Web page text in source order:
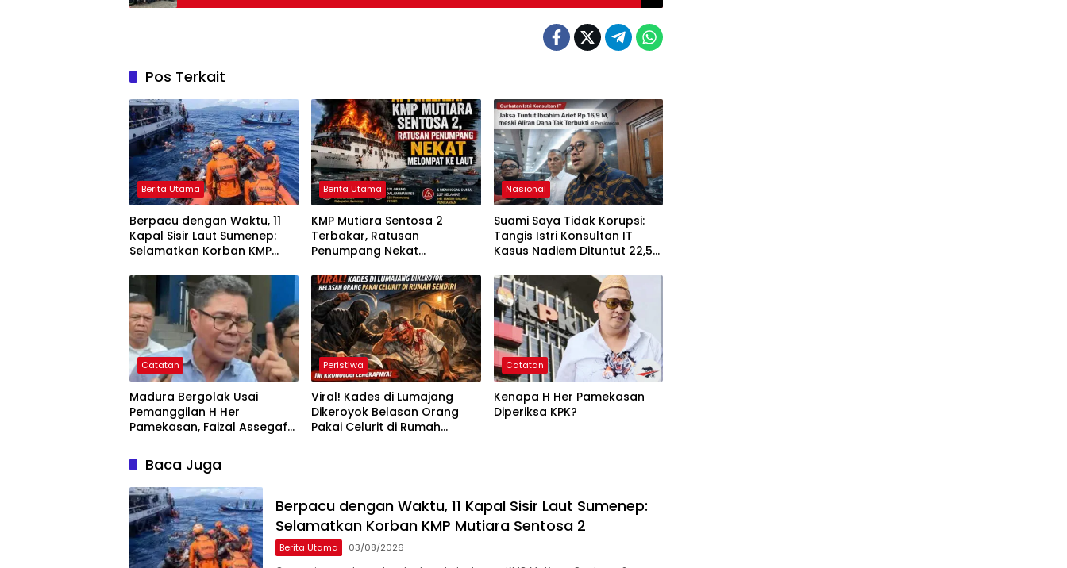
Pos Terkait
Berita Utama
Berpacu dengan Waktu, 11
Kapal Sisir Laut Sumenep:
Selamatkan Korban KMP
Berita Utama
KMP Mutiara Sentosa 2
Terbakar, Ratusan
Penumpang Nekat
Nasional
Suami Saya Tidak Korupsi:
Tangis Istri Konsultan IT
Kasus Nadiem Dituntut 22,5
Catatan
Madura Bergolak Usai
Pemanggilan H Her
Pamekasan, Faizal Assegaf
Permainan KPK
Peristiwa
Viral! Kades di Lumajang
Dikeroyok Belasan Orang
Pakai Celurit di Rumah
Catatan
Kenapa H Her Pamekasan
Diperiksa KPK?
Baca Juga
Berpacu dengan Waktu, 11 Kapal Sisir Laut Sumenep:
Selamatkan Korban KMP Mutiara Sentosa 2
Berita Utama 03/08/2026